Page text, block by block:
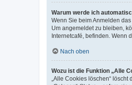
Warum werde ich
Wenn Sie beim Anmelden
Um angemeldet zu bleiben,
Internetcafé, befinden. Wenn
Nach oben
Wozu ist die Funktion „Alle
„Alle Cookies löschen“